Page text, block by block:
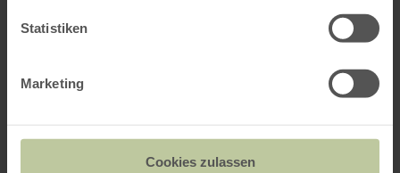
Statistiken
Marketing
Cookies zulassen